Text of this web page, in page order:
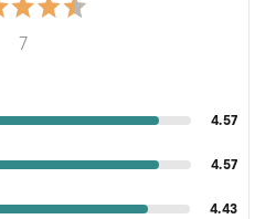
7
4.57
4.57
4.43